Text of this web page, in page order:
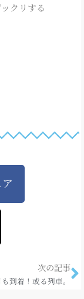
クリする
次の記事
到着！或る列車。